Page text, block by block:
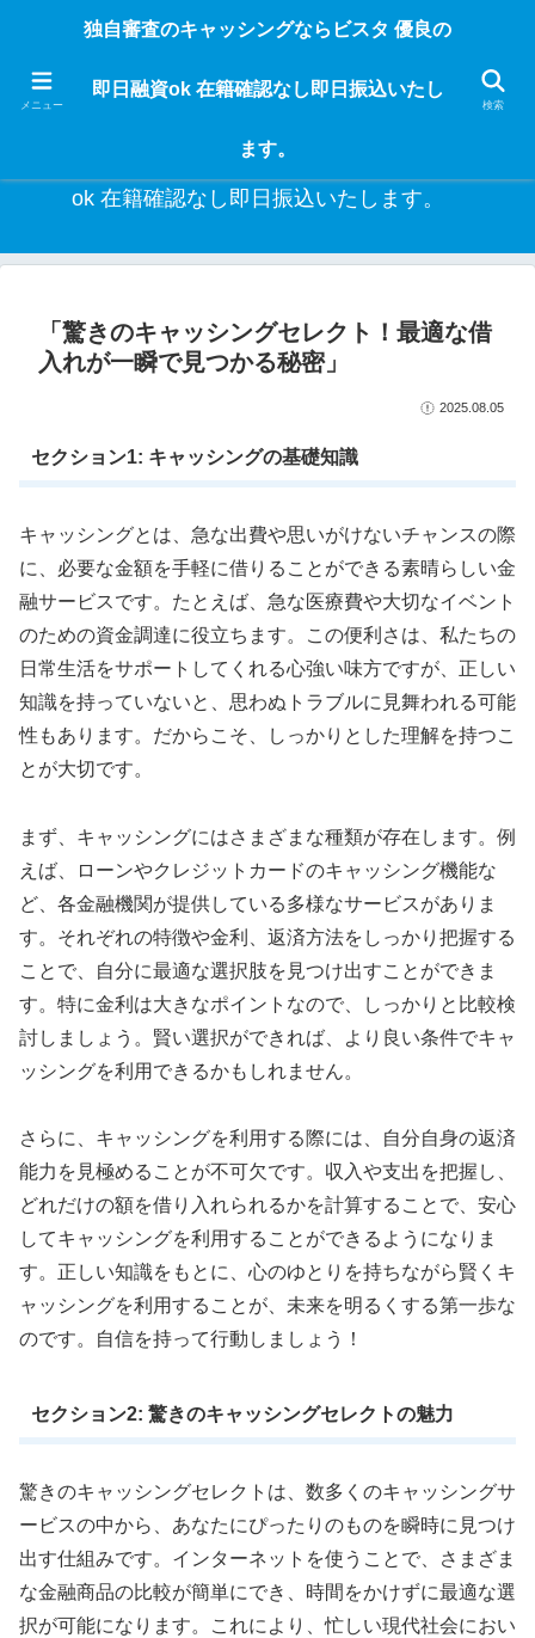
独自審査のフリーローンならビスタなら24時間365日 在籍確認なしで借りれる
な入用があっても安心！融資率97％！仕事をしている人ならブラックでも給料
日返済の１ヶ月融資で借りられるから安心！
独自審査のキャッシングならビスタ 優良の即日融資
ok 在籍確認なし即日振込いたします。
「驚きのキャッシングセレクト！最適な借
入れが一瞬で見つかる秘密」
2025.08.05
セクション1: キャッシングの基礎知識
キャッシングとは、急な出費や思いがけないチャンスの際
に、必要な金額を手軽に借りることができる素晴らしい金
融サービスです。たとえば、急な医療費や大切なイベント
のための資金調達に役立ちます。この便利さは、私たちの
日常生活をサポートしてくれる心強い味方ですが、正しい
知識を持っていないと、思わぬトラブルに見舞われる可能
性もあります。だからこそ、しっかりとした理解を持つこ
とが大切です。
まず、キャッシングにはさまざまな種類が存在します。例
えば、ローンやクレジットカードのキャッシング機能な
ど、各金融機関が提供している多様なサービスがありま
す。それぞれの特徴や金利、返済方法をしっかり把握する
ことで、自分に最適な選択肢を見つけ出すことができま
す。特に金利は大きなポイントなので、しっかりと比較検
討しましょう。賢い選択ができれば、より良い条件でキャ
ッシングを利用できるかもしれません。
さらに、キャッシングを利用する際には、自分自身の返済
能力を見極めることが不可欠です。収入や支出を把握し、
どれだけの額を借り入れられるかを計算することで、安心
してキャッシングを利用することができるようになりま
す。正しい知識をもとに、心のゆとりを持ちながら賢くキ
ャッシングを利用することが、未来を明るくする第一歩な
のです。自信を持って行動しましょう！
セクション2: 驚きのキャッシングセレクトの魅力
驚きのキャッシングセレクトは、数多くのキャッシングサ
ービスの中から、あなたにぴったりのものを瞬時に見つけ
出す仕組みです。インターネットを使うことで、さまざま
な金融商品の比較が簡単にでき、時間をかけずに最適な選
択が可能になります。これにより、忙しい現代社会におい
メニュー
独自審査のキャッシングならビスタ 優良の
即日融資ok 在籍確認なし即日振込いたし
ます。
検索